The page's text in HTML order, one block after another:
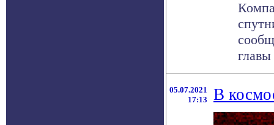
05.07.2021
17:13
В